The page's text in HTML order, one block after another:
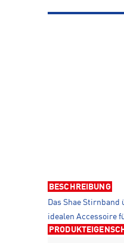
BESCHREIBUNG
Das Shae
idealen Accessoire